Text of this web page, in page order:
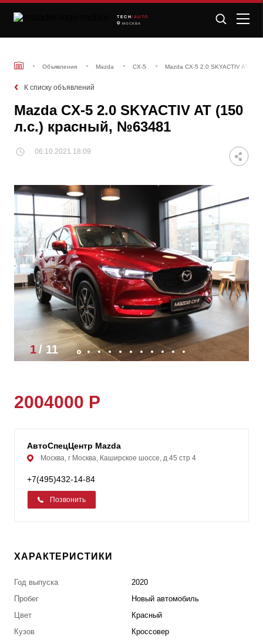
TECH /AUTO
МОСКВА
Объявления Mazda CX-5 Mazda CX-5 2.0 SKYACTIV AT
К списку объявлений
Mazda CX-5 2.0 SKYACTIV AT (150
л.с.) красный, №63481
06.10.2021 18:09
1/ 11
2004000 Р
АвтоСпецЦентр Mazda
Москва, г Москва, Каширское шоссе, д 45 стр 4
+7(495)432-14-84
Позвонить
ХАРАКТЕРИСТИКИ
Год выпуска
2020
Пробег
Новый автомобиль
Цвет
Красный
Кузов
Кроссовер